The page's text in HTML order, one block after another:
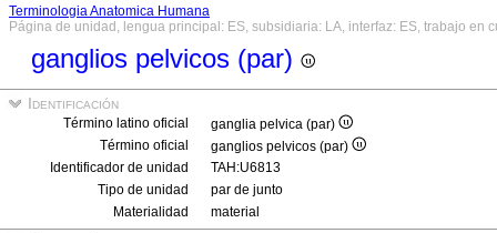
Terminologia Anatomica Humana
Página de unidad, lengua principal: ES, subsidiaria: LA, interfaz: ES, trabajo en
ganglios pelvicos (par)
Identificación
Término latino oficial
ganglia pelvica (par)
Término oficial
ganglios pelvicos (par)
Identificador de unidad
TAH:U6813
Tipo de unidad
par de junto
Materialidad
material